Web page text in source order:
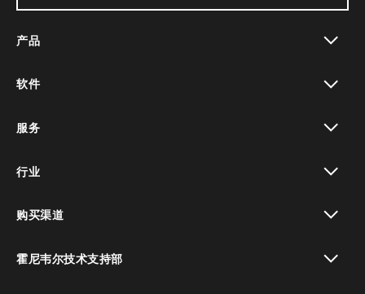
产品
软件
服务
行业
购买渠道
霍尼韦尔技术支持部